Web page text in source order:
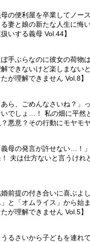
の便利屋を卒業してノー
る妻と娘の新たな人生に悔
いする義母 Vol.44】
手ぶらなのに彼女の荷物
できないけど楽しまない
が理解できません Vol.8】
あら、ごめんなさいね？」
いでしょ…！ 私の畑に平然
悪意？その行動にモヤモ
義母の発言が許せない…！
夫は仕方ないと言うけれ
婚前提の付き合いに喜ぶよ
」と「オムライス」から始
が理解できません Vol.5】
うるさいから子どもを連れ